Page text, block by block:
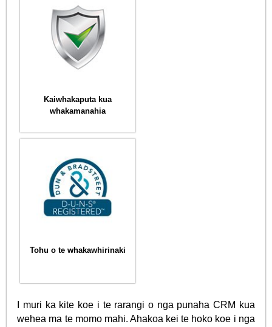
Kaiwhakaputa kua
whakamanahia
Tohu o te whakawhirinaki
I muri ka kite koe i te rarangi o nga punaha CRM kua
wehea ma te momo mahi. Ahakoa kei te hoko koe i nga